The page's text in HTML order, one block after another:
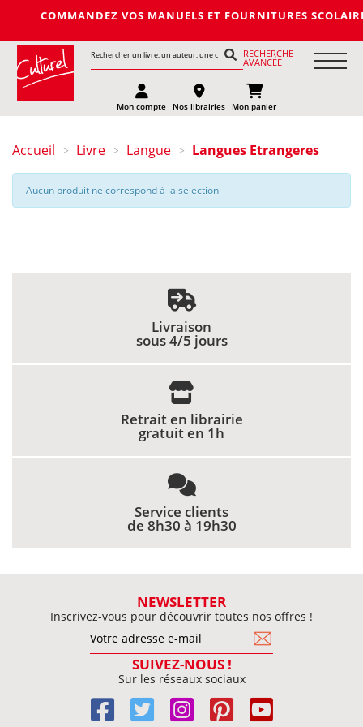
COMMANDEZ VOS MANUELS ET FOURNITURES
RECHERCHE
AVANCÉE
Mon compte Nos librairies Mon panier
Accueil > Livre > Langue > Langues Etrangeres
Aucun produit ne correspond à la sélection
Livraison
sous 4/5 jours
Retrait en librairie
gratuit en 1h
Service clients
de 8h30 à 19h30
NEWSLETTER
Inscrivez-vous pour découvrir toutes nos offres !
SUIVEZ-NOUS !
Sur les réseaux sociaux